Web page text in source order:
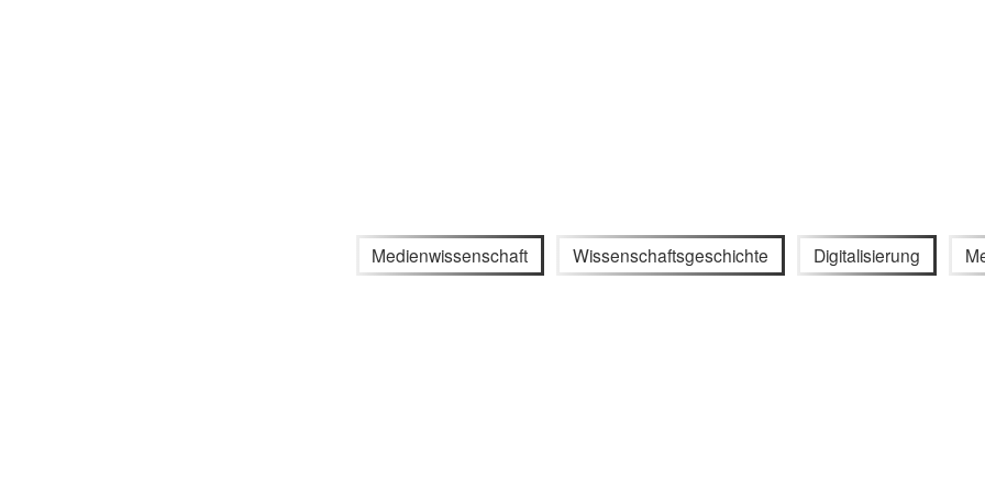
Medienwissenschaft Wissenschaftsgeschichte Digitalisierung